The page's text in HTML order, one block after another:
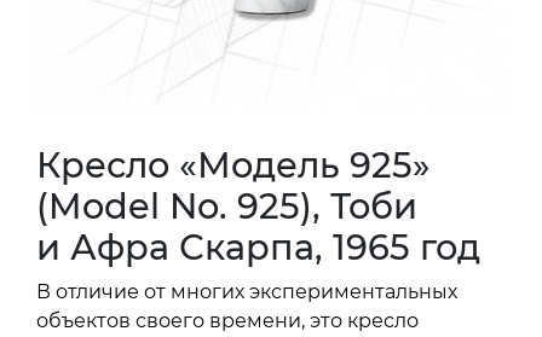
Кресло «Модель 925»
(Model No. 925), Тоби
и Афра Скарпа, 1965 год
В отличие от многих экспериментальных
объектов своего времени, это кресло